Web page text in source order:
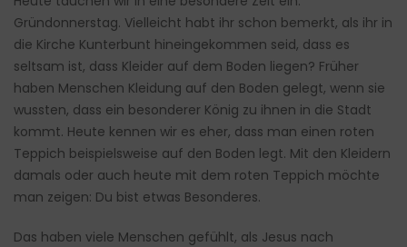
Gründonnerstag. Vielleicht habt ihr schon bemerkt, als ihr in
die Kirche Kunterbunt hineingekommen seid, dass es
seltsam ist, dass Kleider auf dem Boden liegen? Früher
haben Menschen Kleidung auf den Boden gelegt, wenn sie
wussten, dass ein besonderer König zu ihnen in die Stadt
kommt. Heute kennen wir es eher, dass man einen roten
Teppich beispielsweise auf den Boden legt. Mit den Kleidern
damals oder auch heute mit dem roten Teppich möchte
man zeigen: Du bist etwas Besonderes.
Das haben viele Menschen gefühlt, als Jesus nach